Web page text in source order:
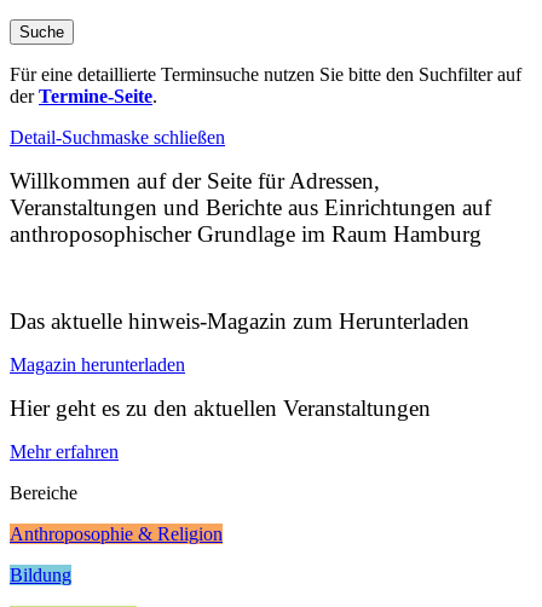
Für eine detaillierte Terminsuche nutzen Sie bitte den Suchfilter auf
derTermine-Seite.
Detail-Suchmaske schließen
Willkommen auf der Seite für Adressen,
Veranstaltungen und Berichte aus Einrichtungen auf
anthroposophischer Grundlage im Raum Hamburg
Das aktuelle hinweis-Magazin zum Herunterladen
Magazin herunterladen
Hier geht es zu den aktuellen Veranstaltungen
Mehr erfahren
Bereiche
Anthroposophie & Religion
Bildung